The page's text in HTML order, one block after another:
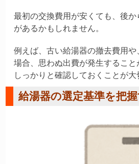
最初の交換費用が安くても、後か
があるかもしれません。
例えば、古い給湯器の撤去費用
場合、思わぬ出費が発生するこ
しっかりと確認しておくことが大
給湯器の選定基準を把